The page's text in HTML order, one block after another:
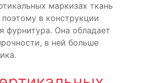
маркизах ткань
в конструкции
фурнитура. Она обладает
в ней больше